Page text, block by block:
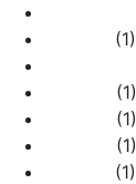
(1)
(1)
(1)
(1)
(1)